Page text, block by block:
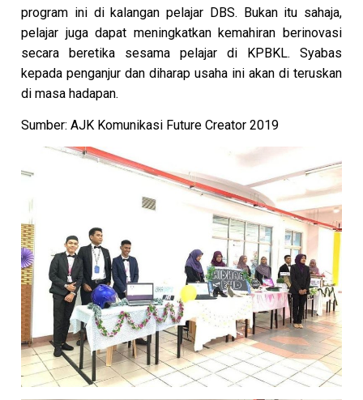
program ini di kalangan pelajar DBS. Bukan itu sahaja,
pelajar juga dapat meningkatkan kemahiran berinovasi
secara beretika sesama pelajar di KPBKL. Syabas
kepada penganjur dan diharap usaha ini akan di teruskan
di masa hadapan.
Sumber: AJK Komunikasi Future Creator 2019